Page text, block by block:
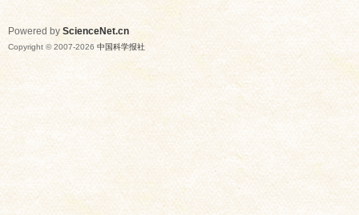
Powered by ScienceNet.cn
Copyright © 2007-2026 中国科学报社